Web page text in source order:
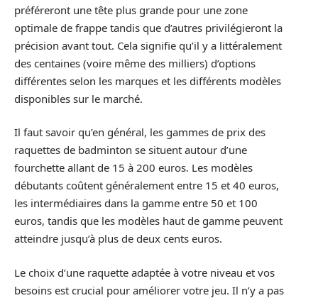
préféreront une tête plus grande pour une zone
optimale de frappe tandis que d’autres privilégieront la
précision avant tout. Cela signifie qu’il y a littéralement
des centaines (voire même des milliers) d’options
différentes selon les marques et les différents modèles
disponibles sur le marché.
Il faut savoir qu’en général, les gammes de prix des
raquettes de badminton se situent autour d’une
fourchette allant de 15 à 200 euros. Les modèles
débutants coûtent généralement entre 15 et 40 euros,
les intermédiaires dans la gamme entre 50 et 100
euros, tandis que les modèles haut de gamme peuvent
atteindre jusqu’à plus de deux cents euros.
Le choix d’une raquette adaptée à votre niveau et vos
besoins est crucial pour améliorer votre jeu. Il n’y a pas